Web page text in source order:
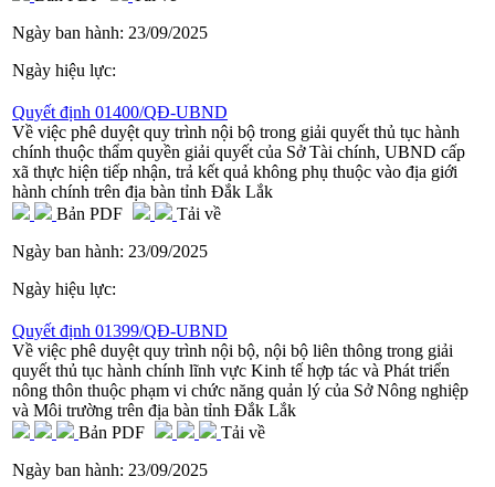
Ngày ban hành: 23/09/2025
Ngày hiệu lực:
Quyết định 01400/QĐ-UBND
Về việc phê duyệt quy trình nội bộ trong giải quyết thủ tục hành
chính thuộc thẩm quyền giải quyết của Sở Tài chính, UBND cấp
xã thực hiện tiếp nhận, trả kết quả không phụ thuộc vào địa giới
hành chính trên địa bàn tỉnh Đắk Lắk
Bản PDF
Tải về
Ngày ban hành: 23/09/2025
Ngày hiệu lực:
Quyết định 01399/QĐ-UBND
Về việc phê duyệt quy trình nội bộ, nội bộ liên thông trong giải
quyết thủ tục hành chính lĩnh vực Kinh tế hợp tác và Phát triển
nông thôn thuộc phạm vi chức năng quản lý của Sở Nông nghiệp
và Môi trường trên địa bàn tỉnh Đắk Lắk
Bản PDF
Tải về
Ngày ban hành: 23/09/2025